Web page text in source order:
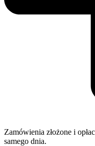
Zamówienia złożone i
samego dnia.